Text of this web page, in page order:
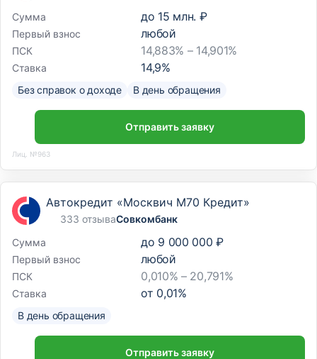
Сумма
до 15 млн. ₽
Первый взнос любой
ПСК 14,883% – 14,901%
Ставка 14,9%
Без справок о доходе В день обращения
Отправить заявку
Лиц. №963
Автокредит «Москвич М70 Кредит»
333 отзываСовкомбанк
Сумма
до 9 000 000 ₽
Первый взнос любой
ПСК 0,010% – 20,791%
Ставка от 0,01%
В день обращения
Отправить заявку